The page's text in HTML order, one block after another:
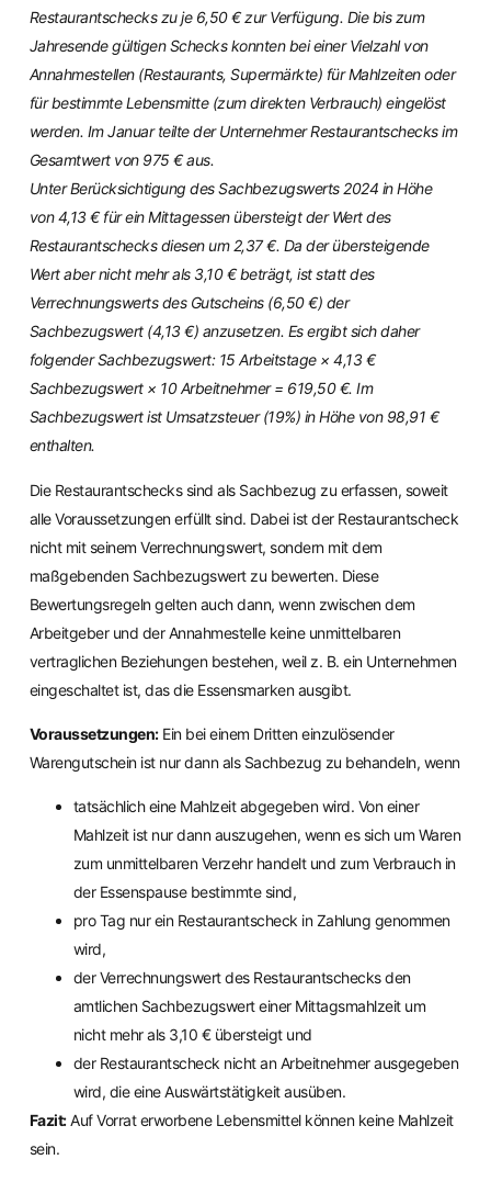
Restaurantschecks zu je 6,50 € zur Verfügung. Die bis zum
Jahresende gültigen Schecks konnten bei einer Vielzahl von
Annahmestellen (Restaurants, Supermärkte) für Mahlzeiten oder
für bestimmte Lebensmitte (zum direkten Verbrauch) eingelöst
werden. Im Januar teilte der Unternehmer Restaurantschecks im
Gesamtwert von 975 € aus.
Unter Berücksichtigung des Sachbezugswerts 2024 in Höhe
von 4,13 € für ein Mittagessen übersteigt der Wert des
Restaurantschecks diesen um 2,37 €. Da der übersteigende
Wert aber nicht mehr als 3,10 € beträgt, ist statt des
Verrechnungswerts des Gutscheins (6,50 €) der
Sachbezugswert (4,13 €) anzusetzen. Es ergibt sich daher
folgender Sachbezugswert: 15 Arbeitstage × 4,13 €
Sachbezugswert × 10 Arbeitnehmer = 619,50 €. Im
Sachbezugswert ist Umsatzsteuer (19%) in Höhe von 98,91 €
enthalten.
Die Restaurantschecks sind als Sachbezug zu erfassen, soweit
alle Voraussetzungen erfüllt sind. Dabei ist der Restaurantscheck
nicht mit seinem Verrechnungswert, sondern mit dem
maßgebenden Sachbezugswert zu bewerten. Diese
Bewertungsregeln gelten auch dann, wenn zwischen dem
Arbeitgeber und der Annahmestelle keine unmittelbaren
vertraglichen Beziehungen bestehen, weil z. B. ein Unternehmen
eingeschaltet ist, das die Essensmarken ausgibt.
Voraussetzungen:Ein bei einem Dritten einzulösender
Warengutschein ist nur dann als Sachbezug zu behandeln, wenn
tatsächlich eine Mahlzeit abgegeben wird. Von einer
Mahlzeit ist nur dann auszugehen, wenn es sich um Waren
zum unmittelbaren Verzehr handelt und zum Verbrauch in
der Essenspause bestimmte sind,
pro Tag nur ein Restaurantscheck in Zahlung genommen
wird,
der Verrechnungswert des Restaurantschecks den
amtlichen Sachbezugswert einer Mittagsmahlzeit um
nicht mehr als 3,10 € übersteigt und
der Restaurantscheck nicht an Arbeitnehmer ausgegeben
wird, die eine Auswärtstätigkeit ausüben.
Fazit:Auf Vorrat erworbene Lebensmittel können keine Mahlzeit
sein.